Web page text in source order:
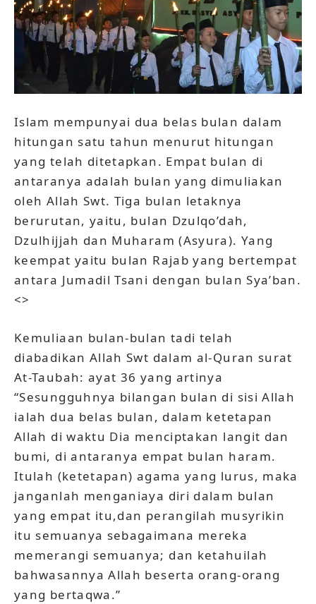
Islam mempunyai dua belas bulan dalam
hitungan satu tahun menurut hitungan
yang telah ditetapkan. Empat bulan di
antaranya adalah bulan yang dimuliakan
oleh Allah Swt. Tiga bulan letaknya
berurutan, yaitu, bulan Dzulqo’dah,
Dzulhijjah dan Muharam (Asyura). Yang
keempat yaitu bulan Rajab yang bertempat
antara Jumadil Tsani dengan bulan Sya’ban.
<>
Kemuliaan bulan-bulan tadi telah
diabadikan Allah Swt dalam al-Quran surat
At-Taubah: ayat 36 yang artinya
“Sesungguhnya bilangan bulan di sisi Allah
ialah dua belas bulan, dalam ketetapan
Allah di waktu Dia menciptakan langit dan
bumi, di antaranya empat bulan haram.
Itulah (ketetapan) agama yang lurus, maka
janganlah menganiaya diri dalam bulan
yang empat itu,dan perangilah musyrikin
itu semuanya sebagaimana mereka
memerangi semuanya; dan ketahuilah
bahwasannya Allah beserta orang-orang
yang bertaqwa.”